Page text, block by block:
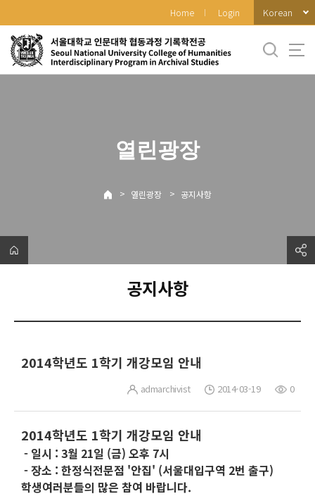
로
메
Home Login Korean
열린광장
> 열린광장 > 공지사항
공지사항
2014학년도 1학기 개강모임 안내
admarchivist 2014-03-19 0
2014학년도 1학기 개강모임 안내
- 일시 : 3월 21일 (금) 오후 7시
- 장소 : 한정식전문점 '안집' (서울대입구역 2번 출구)
학생여러분들의 많은 참여 바랍니다.